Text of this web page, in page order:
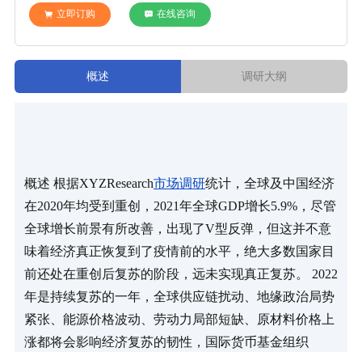
立即订购 在线咨询
概述 调研大纲
概述 根据XYZResearch市场调研统计，全球及中国经济
在2020年均受到重创，2021年全球GDP增长5.9%，尽管
全球增长前景有所改善，出现了V型反弹，但这并不意
味着经济真正恢复到了疫情前的水平，绝大多数国家目
前还处在重创后复苏的阶段，远未实现真正复苏。 2022
年是持续复苏的一年，全球供应链扰动、地缘政治局势
紧张、能源价格波动、劳动力局部短缺、原材料价格上
涨都将会影响经济复苏的韧性，国际货币基金组织